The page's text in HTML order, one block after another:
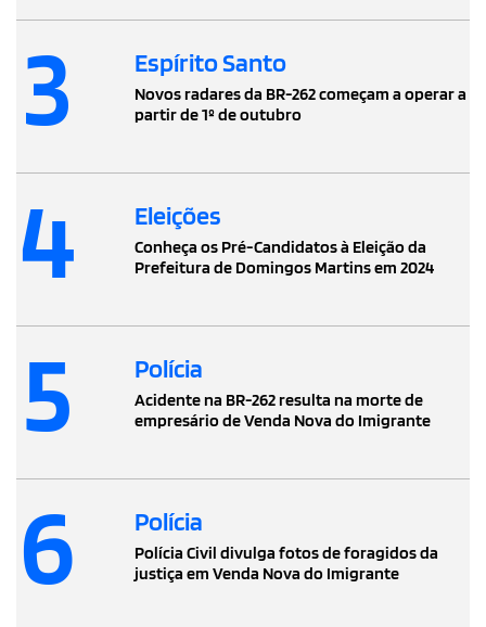
3 Espírito Santo
Novos radares da BR-262 começam a operar a
partir de 1º de outubro
4 Eleições
Conheça os Pré-Candidatos à Eleição da
Prefeitura de Domingos Martins em 2024
5 Polícia
Acidente na BR-262 resulta na morte de
empresário de Venda Nova do Imigrante
6 Polícia
Polícia Civil divulga fotos de foragidos da
justiça em Venda Nova do Imigrante